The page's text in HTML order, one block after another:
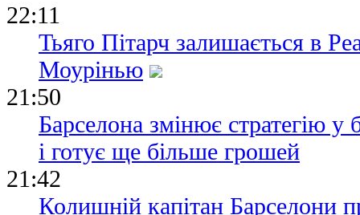
22:11
Тьяго Пітарч залишається в
Моурінью
21:50
Барселона змінює стратегію у
і готує ще більше грошей
21:42
Колишній капітан Барселони